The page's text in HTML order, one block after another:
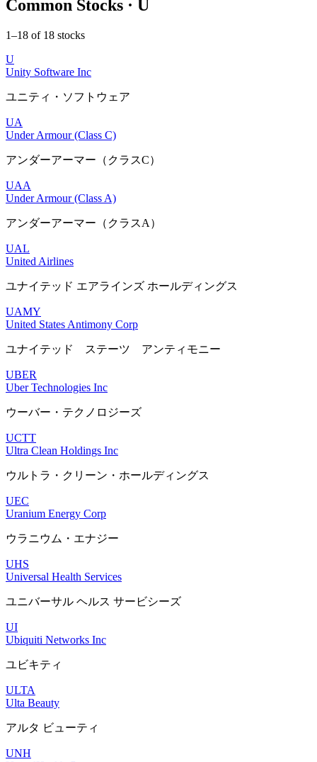
Common Stocks · U
1–18 of 18 stocks
U
Unity Software Inc
ユニティ・ソフトウェア
UA
Under Armour (Class C)
アンダーアーマー（クラスC）
UAA
Under Armour (Class A)
アンダーアーマー（クラスA）
UAL
United Airlines
ユナイテッド エアラインズ ホールディングス
UAMY
United States Antimony Corp
ユナイテッド ステーツ アンティモニー
UBER
Uber Technologies Inc
ウーバー・テクノロジーズ
UCTT
Ultra Clean Holdings Inc
ウルトラ・クリーン・ホールディングス
UEC
Uranium Energy Corp
ウラニウム・エナジー
UHS
Universal Health Services
ユニバーサル ヘルス サービシーズ
UI
Ubiquiti Networks Inc
ユビキティ
ULTA
Ulta Beauty
アルタ ビューティ
UNH